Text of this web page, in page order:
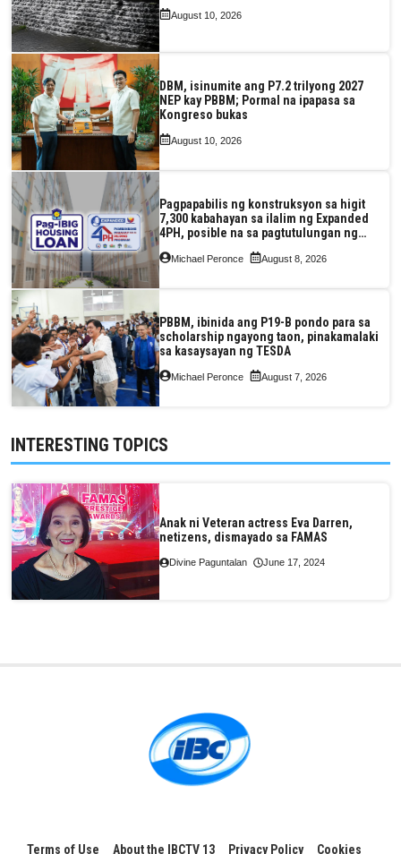
August 10, 2026
DBM, isinumite ang P7.2 trilyong 2027
NEP kay PBBM; Pormal na ipapasa sa
Kongreso bukas
August 10, 2026
Pagpapabilis ng konstruksyon sa higit
7,300 kabahayan sa ilalim ng Expanded
4PH, posible na sa pagtutulungan ng
Pag-IBIG at P.A. Alvarez
Michael Peronce August 8, 2026
PBBM, ibinida ang P19-B pondo para sa
scholarship ngayong taon, pinakamalaki
sa kasaysayan ng TESDA
Michael Peronce August 7, 2026
INTERESTING TOPICS
Anak ni Veteran actress Eva Darren,
netizens, dismayado sa FAMAS
Divine Paguntalan June 17, 2024
Terms of Use About the IBCTV 13 Privacy Policy Cookies